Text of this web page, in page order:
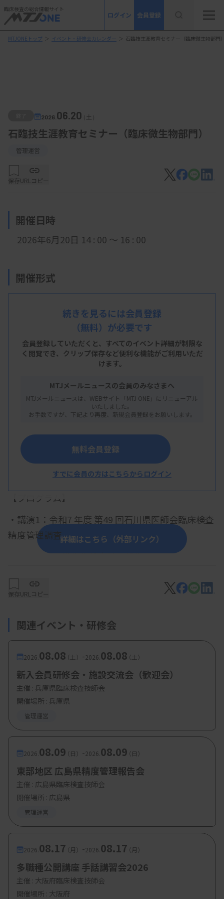
臨床検査の総合情報サイト
ログイン 会員登録
MTJONEトップ ＞ イベント・研修会カレンダー ＞ 石臨技生涯教育セミナー（臨床微生物部門
2026. 06.20（土）
石臨技生涯教育セミナー（臨床微生物部門）
管理運営
保存URLコピー
開催日時
2026年6月20日 14 : 00 ～ 16 : 00
開催形式
現地開催
金沢医科大学病院 病院中央棟4 階 橘ホール
主 催
石川県臨床衛生検査技師会
概 要
【プログラム】
・講演1：令和7 年度 第49 回石川県医師会臨床検査
精度管理調査
～微生物検査結果報告～
新川晶子先生
・講演2：ただ検査するだけで終わらない
〜行政で感じた、これからの臨床検査技
師に必要な視点とは〜
上地幸平先生（金沢大学附属病院 検査部 微
生物・遺伝子室/感染制御部）
【参加費・定員など】
・参加費： 会員無料、非会員 1000円
詳細はこちら（外部リンク）
続きを見るには会員登録
（無料）が必要です
会員登録していただくと、すべてのイベント詳細が制限な
く閲覧でき、 クリップ保存など便利な機能がご利用いただ
けます。
MTJメールニュースの会員のみなさまへ
MTJメールニュースは、WEBサイト「MTJ ONE」にリニューアル
いたしました。
お手数ですが、下記より再度、新規会員登録をお願いします。
無料会員登録
すでに会員の方はこちらからログイン
保存URLコピー
関連イベント・研修会
2026. 08.08（土） -2026. 08.08（土）
新入会員研修会・施設交流会（歓迎会）
主催 : 兵庫県臨床検査技師会
開催場所 : 兵庫県
管理運営
2026. 08.09（日） -2026. 08.09（日）
東部地区 広島県精度管理報告会
主催 : 広島県臨床検査技師会
開催場所 : 広島県
管理運営
2026. 08.17（月） -2026. 08.17（月）
多職種公開講座 手話講習会2026
主催 : 大阪府臨床検査技師会
開催場所 : 大阪府